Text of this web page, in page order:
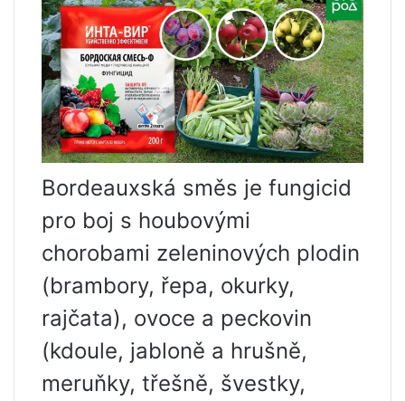
Bordeauxská směs je fungicid
pro boj s houbovými
chorobami zeleninových plodin
(brambory, řepa, okurky,
rajčata), ovoce a peckovin
(kdoule, jabloně a hrušně,
meruňky, třešně, švestky,